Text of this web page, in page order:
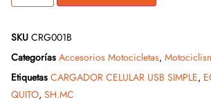
SKU CRG001B
Categorías Accesorios Motocicletas,
Etiquetas CARGADOR CELULAR USB SIMPLE,
QUITO, SH.MC